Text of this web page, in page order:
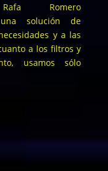
Romero
una solución de
y a las
a los filtros y
usamos sólo